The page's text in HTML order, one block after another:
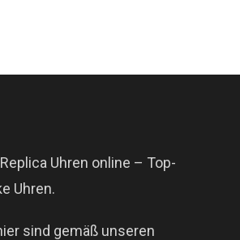
Uhren online – Top-
Uhren.
sind gemäß unseren